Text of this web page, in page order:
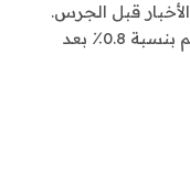
قبل الجرس.
شركة بروكتر آند جامبل – انخفض السهم بنسبة 0.8٪ بعد